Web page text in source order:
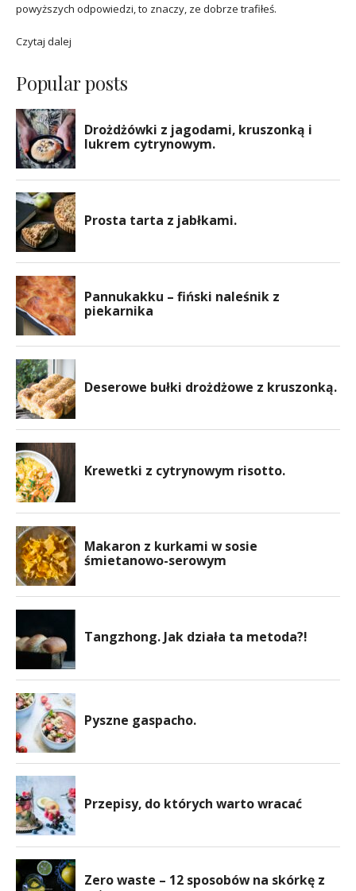
powyższych odpowiedzi, to znaczy, ze dobrze trafiłeś.
Czytaj dalej
Popular posts